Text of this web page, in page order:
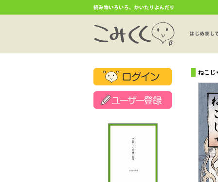
ねこじ